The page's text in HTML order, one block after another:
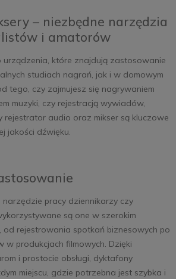
– niezbędne narzędzia
i amatorów
urządzenia, które znajdują zastosowanie
studiach nagrań, jak i w domowym
tego, czy zajmujesz się nagrywaniem
muzyki, czy rejestracją wywiadów,
audio oraz mikser są kluczowe
jakości dźwięku.
pracy dziennikarzy czy
są one w szerokim
od rejestrowania spotkań biznesowych po
w produkcjach filmowych. Dzięki
i prostocie obsługi, dyktafony
miejscu, gdzie potrzebna jest szybka i